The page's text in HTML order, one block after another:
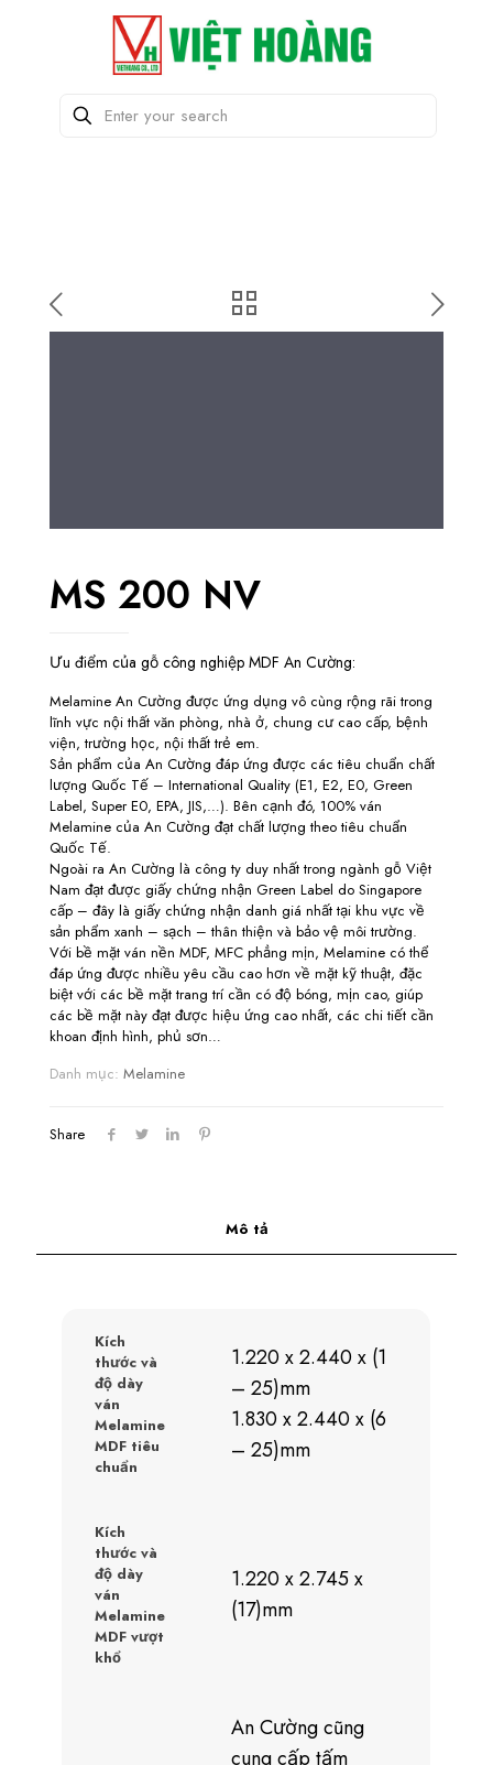
MS 200 NV
Ưu điểm của gỗ công nghiệp MDF An Cường:
Melamine An Cường được ứng dụng vô cùng rộng rãi trong
lĩnh vực nội thất văn phòng, nhà ở, chung cư cao cấp, bệnh
viện, trường học, nội thất trẻ em.
Sản phẩm của An Cường đáp ứng được các tiêu chuẩn chất
lượng Quốc Tế – International Quality (E1, E2, E0, Green
Label, Super E0, EPA, JIS,…). Bên cạnh đó, 100% ván
Melamine của An Cường đạt chất lượng theo tiêu chuẩn
Quốc Tế.
Ngoài ra An Cường là công ty duy nhất trong ngành gỗ Việt
Nam đạt được giấy chứng nhận Green Label do Singapore
cấp – đây là giấy chứng nhận danh giá nhất tại khu vực về
sản phẩm xanh – sạch – thân thiện và bảo vệ môi trường.
Với bề mặt ván nền MDF, MFC phẳng mịn, Melamine có thể
đáp ứng được nhiều yêu cầu cao hơn về mặt kỹ thuật, đặc
biệt với các bề mặt trang trí cần có độ bóng, mịn cao, giúp
các bề mặt này đạt được hiệu ứng cao nhất, các chi tiết cần
khoan định hình, phủ sơn…
Danh mục: Melamine
Share
Mô tả
Kích
thước và
độ dày
ván
Melamine
MDF tiêu
chuẩn
1.220 x 2.440 x (1
– 25)mm
1.830 x 2.440 x (6
– 25)mm
Kích
thước và
độ dày
ván
Melamine
MDF vượt
khổ
1.220 x 2.745 x
(17)mm
An Cường cũng
cung cấp tấm